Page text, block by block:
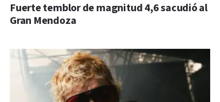
Fuerte temblor de magnitud 4,6 sacudió al
Gran Mendoza